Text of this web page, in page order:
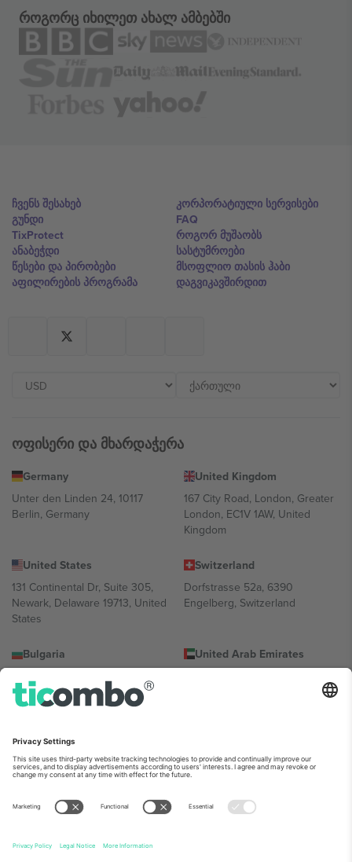
როგორც იხილეთ ახალ ამბებში
ჩვენს შესახებ
გუნდი
TixProtect
ანაბეჭდი
წესები და პირობები
აფილირების პროგრამა
კორპორატიული სერვისები
FAQ
როგორ მუშაობს
სასტუმროები
მსოფლიო თასის ჰაბი
დაგვიკავშირდით
ოფისერი და მხარდაჭერა
Germany
Unter den Linden 24, 10117
Berlin, Germany
United Kingdom
167 City Road, London, Greater
London, EC1V 1AW, United
Kingdom
United States
131 Continental Dr, Suite 305,
Newark, Delaware 19713, United
States
Switzerland
Dorfstrasse 52a, 6390
Engelberg, Switzerland
Bulgaria
Totleben 53-55, 1606 Sofia,
Bulgaria
United Arab Emirates
Building A1, Office 302, Dubai,
Mexico
Av Chapultepec 360, Roma
Norte, Cuauhtémoc, 06700
Ciudad de México, CDMX,
Mexico
პლატფორმის პროვაიდერის იურიდიული პირი იცვლება